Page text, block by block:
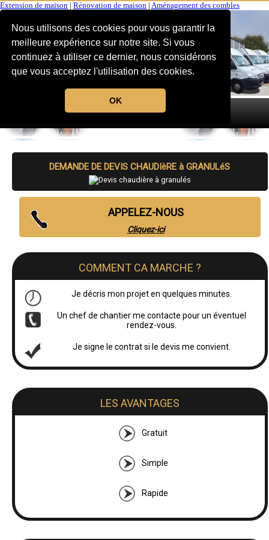
Nous utilisons des cookies pour vous garantir la
meilleure expérience sur notre site. Si vous
continuez à utiliser ce dernier, nous considérons
que vous acceptez l'utilisation des cookies.
OK
Extension de maison Rénovation de maison Aménagement des combles
MENU
DEMANDE DE DEVIS CHAUDIèRE à GRANULéS
APPELEZ-NOUS
Cliquez-ici
COMMENT CA MARCHE ?
Je décris mon projet en quelques minutes.
Un chef de chantier me contacte pour un éventuel
rendez-vous.
Je signe le contrat si le devis me convient.
LES AVANTAGES
Gratuit
Simple
Rapide